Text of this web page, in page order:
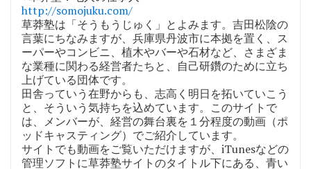
http://somojuku.com/
草莽塾は「そうもうじゅく」とよみます。吉田松陰の
言葉にちなみますが、兵庫県丹波市に本拠を置く、ス
ーパーやコンビニ、植木やバーや石材など、さまざま
な業種に関わる経営者たちと、自己研鑽のために立ち
上げている団体です。
田舎っていう在野からも、志高く明日を拓いていこう
と、そういう気持ちを込めています。このサイトで
は、メンバーが、経営の舞台裏を１分程度の動画（ポ
ッドキャスティング）でご紹介しています。
サイトでも動画をご覧いただけますが、iTunesなどの
管理ソフトに草莽塾サイトのタイトル下にある、青い